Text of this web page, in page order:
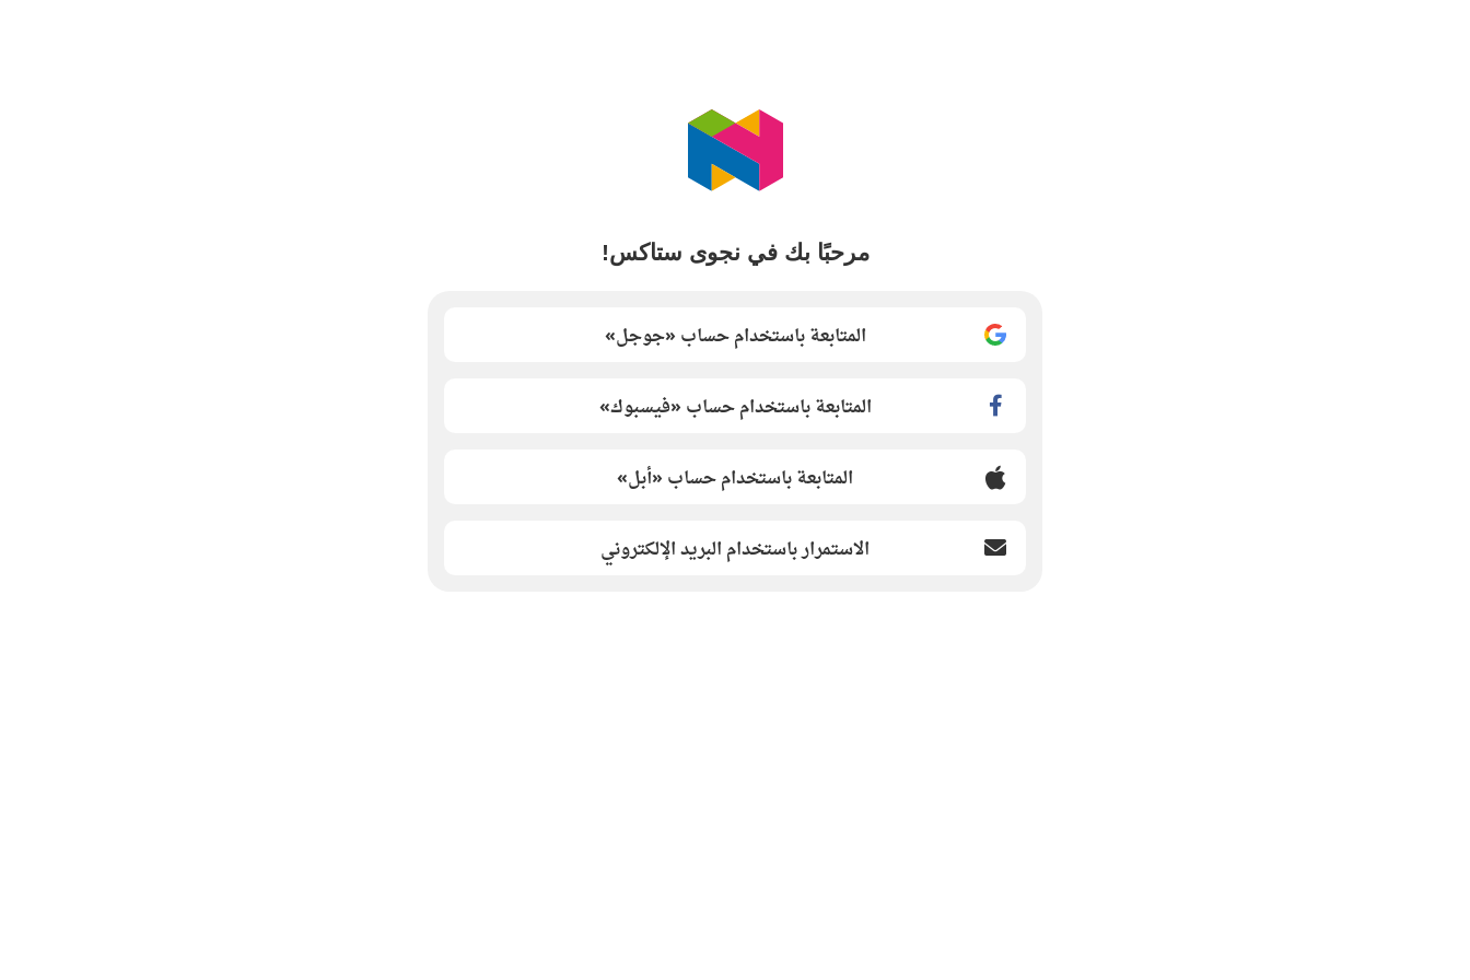
مرحبًا بك في نجوى ستاكس!
المتابعة باستخدام حساب «جوجل»
المتابعة باستخدام حساب «فيسبوك»
المتابعة باستخدام حساب «أبل»
الاستمرار باستخدام البريد الإلكتروني